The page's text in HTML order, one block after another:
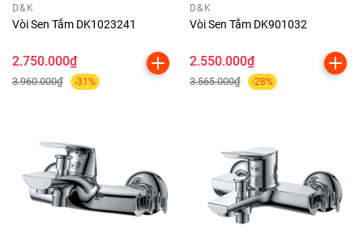
D&K
Vòi Sen Tắm DK1023241
2.750.000₫
3.960.000₫ -31%
D&K
Vòi Sen Tắm DK901032
2.550.000₫
3.565.000₫ -28%